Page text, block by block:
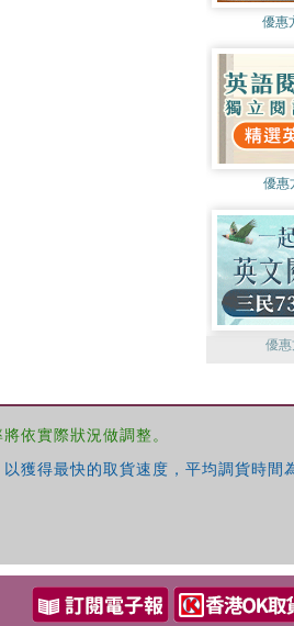
優惠
優惠
優
依實際狀況做調整。
獲得最快的取貨速度，平均調貨時間